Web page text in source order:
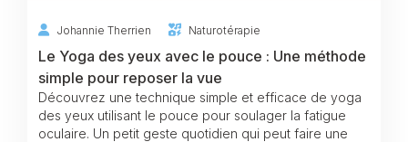
Johannie Therrien Naturotérapie
Le Yoga des yeux avec le pouce : Une méthode
simple pour reposer la vue
Découvrez une technique simple et efficace de yoga
des yeux utilisant le pouce pour soulager la fatigue
oculaire. Un petit geste quotidien qui peut faire une